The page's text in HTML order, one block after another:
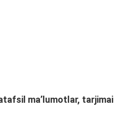
ma’lumotlar, tarjimai